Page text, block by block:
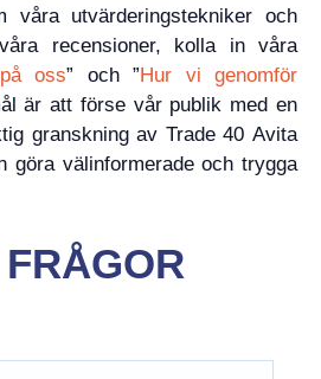
utvärderingstekniker och
recensioner, kolla in våra
oss” och ” Hur vi genomför
är att förse vår publik med en
granskning av Trade 40 Avita
göra välinformerade och trygga